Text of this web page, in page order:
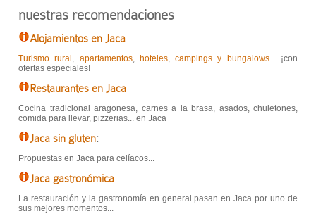
nuestras recomendaciones
Alojamientos en Jaca
Turismo rural apartamentos, hoteles,campings y bungalows... ¡con
ofertas especiales!
Restaurantes en Jaca
Cocina tradicional aragonesa, carnes a la brasa, asados, chuletones,
comida para llevar, pizzerias... en Jaca
Jaca sin gluten:
Propuestas en Jaca para celíacos...
Jaca gastronómica
La restauración y la gastronomía en general pasan en Jaca por uno de
sus mejores momentos...